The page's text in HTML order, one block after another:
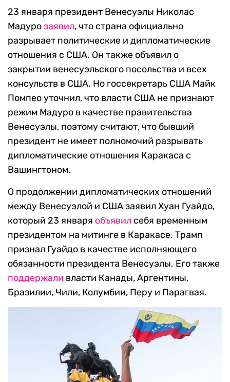
23 января президент Венесуэлы Николас
Мадурозаявил, что страна официально
разрывает политические и дипломатические
отношения с США. Он также объявил о
закрытии венесуэльского посольства и всех
консульств в США. Но госсекретарь США Майк
Помпео уточнил, что власти США не признают
режим Мадуро в качестве правительства
Венесуэлы, поэтому считают, что бывший
президент не имеет полномочий разрывать
дипломатические отношения Каракаса с
Вашингтоном.
О продолжении дипломатических отношений
между Венесуэлой и США заявил Хуан Гуайдо,
который 23 января объявил себя временным
президентом на митинге в Каракасе. Трамп
признал Гуайдо в качестве исполняющего
обязанности президента Венесуэлы. Его также
поддержали власти Канады, Аргентины,
Бразилии, Чили, Колумбии, Перу и Парагвая.